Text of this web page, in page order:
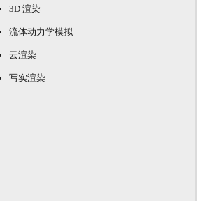
3D 渲染
流体动力学模拟
云渲染
写实渲染